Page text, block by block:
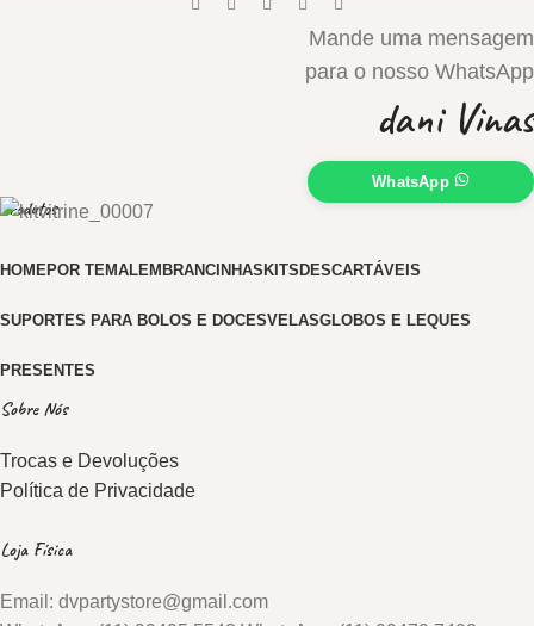
Mande uma mensagem
para o nosso WhatsApp
dani Vinas
WhatsApp
Produtos
HOMEPOR TEMALEMBRANCINHAS KITS DESCARTÁVEIS
SUPORTES PARA BOLOS E DOCESVELASGLOBOS E LEQUES
PRESENTES
Sobre Nós
Trocas e Devoluções
Política de Privacidade
Loja Física
Email: dvpartystore@gmail.com